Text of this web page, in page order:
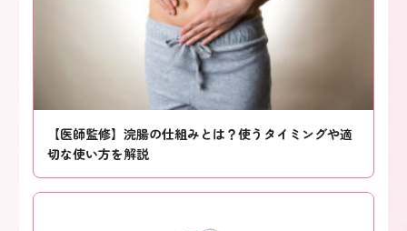
【医師監修】浣腸の仕組みとは？使うタイミングや適
切な使い方を解説